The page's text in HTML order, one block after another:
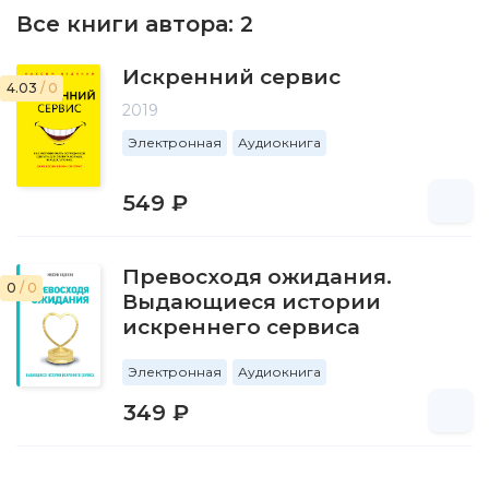
Все книги автора: 2
4.03 / 0 Искренний сервис
2019
Электронная Аудиокнига
549 ₽
0 / 0
Превосходя ожидания.
Выдающиеся истории
искреннего сервиса
Электронная Аудиокнига
349 ₽